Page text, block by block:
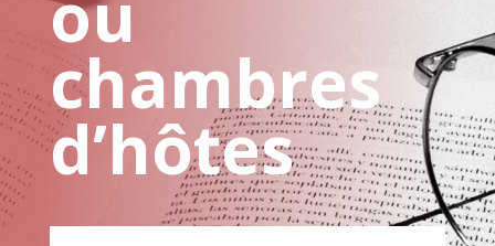
chambres
d’hôtes